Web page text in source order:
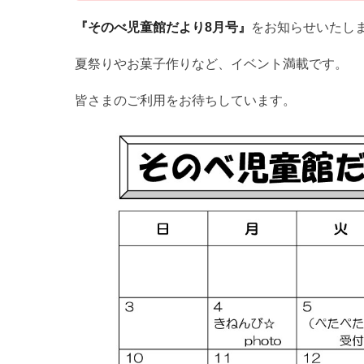
『そのべ児童館だより8月号』 をお知らせいたし
夏祭りやお菓子作りなど、イベント満載です。
皆さまのご利用をお待ちしています。